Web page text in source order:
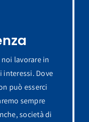
lavorare in
interessi. Dove
può esserci
sempre
società di